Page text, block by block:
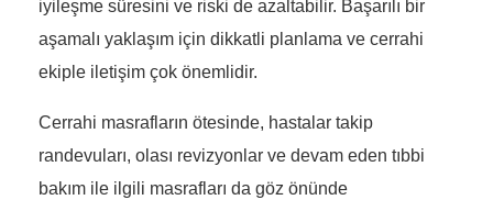
iyileşme süresini ve riski de azaltabilir. Başarılı bir
aşamalı yaklaşım için dikkatli planlama ve cerrahi
ekiple iletişim çok önemlidir.
Cerrahi masrafların ötesinde, hastalar takip
randevuları, olası revizyonlar ve devam eden tıbbi
bakım ile ilgili masrafları da göz önünde